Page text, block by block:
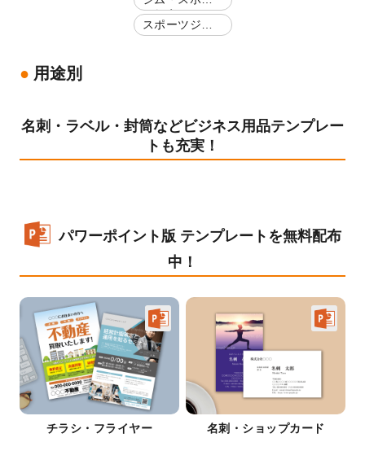
ツ教室
スポーツジ
ム・フィット
用途別
名刺・ラベル・封筒などビジネス用品テンプレー
トも充実！
パワーポイント版 テンプレートを無料配布
中！
チラシ・フライヤー 名刺・ショップカード